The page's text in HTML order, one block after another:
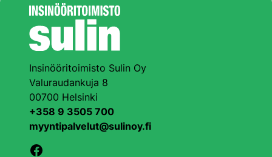
Insinööritoimisto Sulin Oy
Valuraudankuja 8
00700 Helsinki
+358 9 3505 700
myyntipalvelut@sulinoy.fi
Facebook